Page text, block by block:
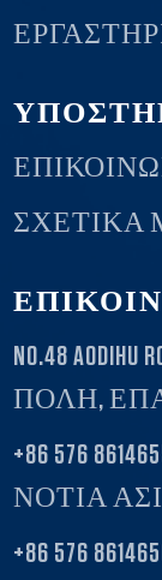
ΣΧΕΤΙΚΆ
NO.48 AODIHU
ΠΟΛΗ,
+86 576
ΝΟΤΙΑ
+86 576